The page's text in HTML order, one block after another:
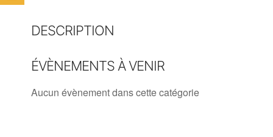
DESCRIPTION
ÉVÈNEMENTS À VENIR
Aucun évènement dans cette catégorie